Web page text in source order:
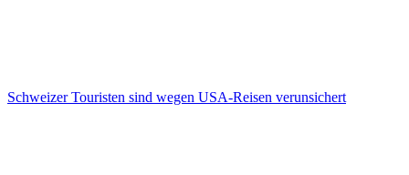
Schweizer Touristen sind wegen USA-Reisen verunsichert